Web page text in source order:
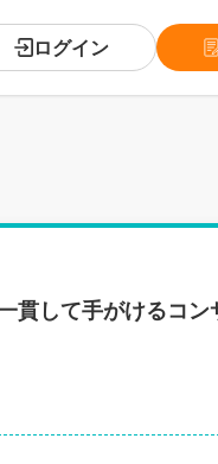
ログイン
貫して手がけるコン